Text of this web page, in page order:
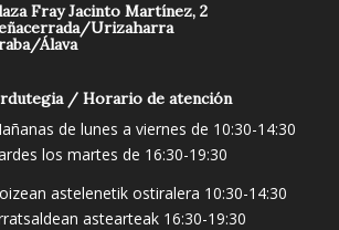
Fray Jacinto Martínez, 2
Urizaharra
Álava
/ Horario de atención
de lunes a viernes de 10:30-14:30
los martes de 16:30-19:30
astelenetik ostiralera 10:30-14:30
astearteak 16:30-19:30